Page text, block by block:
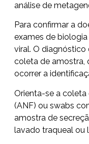
análise de
Para confirmar a
exames de
viral. O
coleta de amostra,
ocorrer a
Orienta-se a coleta
(ANF) ou swabs
amostra de
lavado traqueal ou